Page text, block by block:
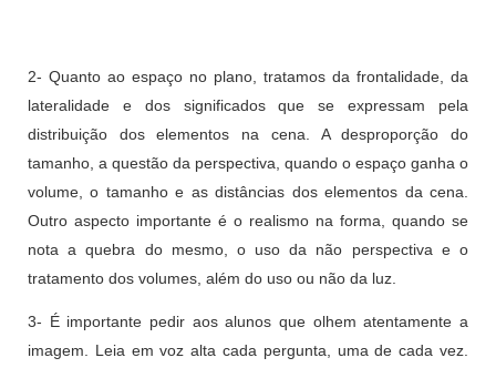
2- Quanto ao espaço no plano, tratamos da frontalidade, da
lateralidade e dos significados que se expressam pela
distribuição dos elementos na cena. A desproporção do
tamanho, a questão da perspectiva, quando o espaço ganha o
volume, o tamanho e as distâncias dos elementos da cena.
Outro aspecto importante é o realismo na forma, quando se
nota a quebra do mesmo, o uso da não perspectiva e o
tratamento dos volumes, além do uso ou não da luz.
3- É importante pedir aos alunos que olhem atentamente a
imagem. Leia em voz alta cada pergunta, uma de cada vez.